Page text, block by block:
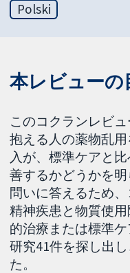
Polski
本レビューの
このコクランレビ
抱える人の薬物乱
入が、標準ケアと
善するかどうかを
問いに答えるため
精神疾患と物質使
的治療または標準
研究41件を探し出
た。